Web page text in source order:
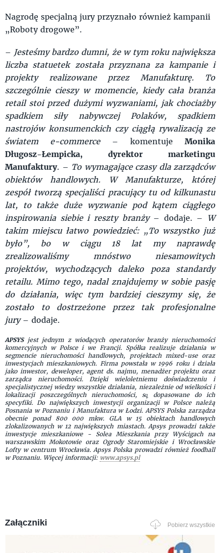
Nagrodę specjalną jury przyznało również kampanii
„Roboty drogowe”.
– Jesteśmy bardzo dumni, że w tym roku największa
liczba statuetek została przyznana za kampanie i
projekty realizowane przez Manufakturę. To
szczególnie cieszy w momencie, kiedy cała branża
retail stoi przed dużymi wyzwaniami, jak chociażby
spadkiem siły nabywczej Polaków, spadkiem
nastrojów konsumenckich czy ciągłą rywalizacją ze
światem e-commerce – komentuje Monika
Długosz-Łempicka, dyrektor marketingu
Manufaktury. – To wymagające czasy dla zarządców
obiektów handlowych. W Manufakturze, której
zespół tworzą specjaliści pracujący tu od kilkunastu
lat, to także duże wyzwanie pod kątem ciągłego
inspirowania siebie i reszty branży– dodaje. – W
takim miejscu łatwo powiedzieć: „To wszystko już
było”, bo w ciągu 18 lat my naprawdę
zrealizowaliśmy mnóstwo niesamowitych
projektów, wychodzących daleko poza standardy
retailu. Mimo tego, nadal znajdujemy w sobie pasję
do działania, więc tym bardziej cieszymy się, że
zostało to dostrzeżone przez tak profesjonalne
jury– dodaje.
APSYSjest jednym z wiodących operatorów branży nieruchomości
komercyjnych w Polsce i we Francji. Spółka realizuje działania w
segmencie nieruchomości handlowych, projektach mixed-use oraz
inwestycjach mieszkaniowych. Firma powstała w 1996 roku i działa
jako inwestor, deweloper, agent ds. najmu, menadżer projektu oraz
zarządca nieruchomości. Dzięki wieloletniemu doświadczeniu i
specjalistycznej wiedzy wszystkie działania, niezależnie od wielkości i
lokalizacji poszczególnych nieruchomości, są̨ dopasowane do ich
specyfiki. Do największych inwestycji organizacji w Polsce należą
Posnania w Poznaniu i Manufaktura w Łodzi. APSYS Polska zarządza
obecnie ponad 800 000 mkw. GLA w 15 obiektach handlowych
zlokalizowanych w 12 największych miastach. Apsys prowadzi także
inwestycje mieszkaniowe - Solea Mieszkania przy Wyścigach na
warszawskim Mokotowie oraz Ogrody Staromiejskie i Wrocławskie
Lofty w centrum Wrocławia. Apsys Polska prowadzi również foodhall
w Poznaniu. Więcej informacji: www.apsys.pl
Załączniki Pobierz wszystkie